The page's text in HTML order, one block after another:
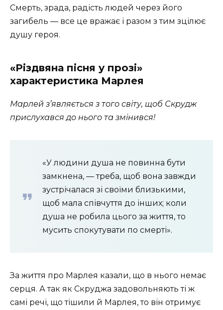
Смерть, зрада, радість людей через його
загибель — все це вражає і разом з тим зцілює
душу героя.
«Різдвяна пісня у прозі»
характеристика Марлея
Марлей з’являється з того світу, щоб Скрудж
прислухався до нього та змінився!
«У людини душа не повинна бути
замкнена, — треба, щоб вона завжди
зустрічалася зі своїми близькими,
щоб мала співчуття до інших; коли
душа не робила цього за життя, то
мусить спокутувати по смерті».
За життя про Марлея казали, що в нього немає
серця. А так як Скруджа задовольняють ті ж
самі речі, що тішили й Марлея, то він отримує